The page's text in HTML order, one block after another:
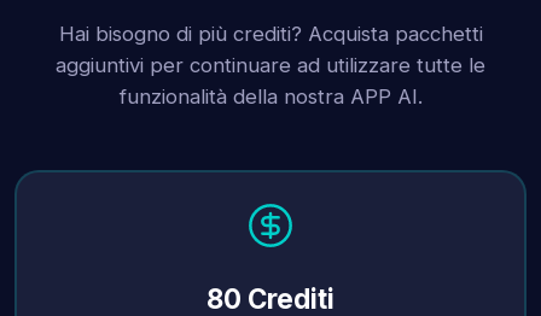
Hai bisogno di più crediti? Acquista pacchetti
aggiuntivi per continuare ad utilizzare tutte le
funzionalità della nostra APP AI.
80 Crediti